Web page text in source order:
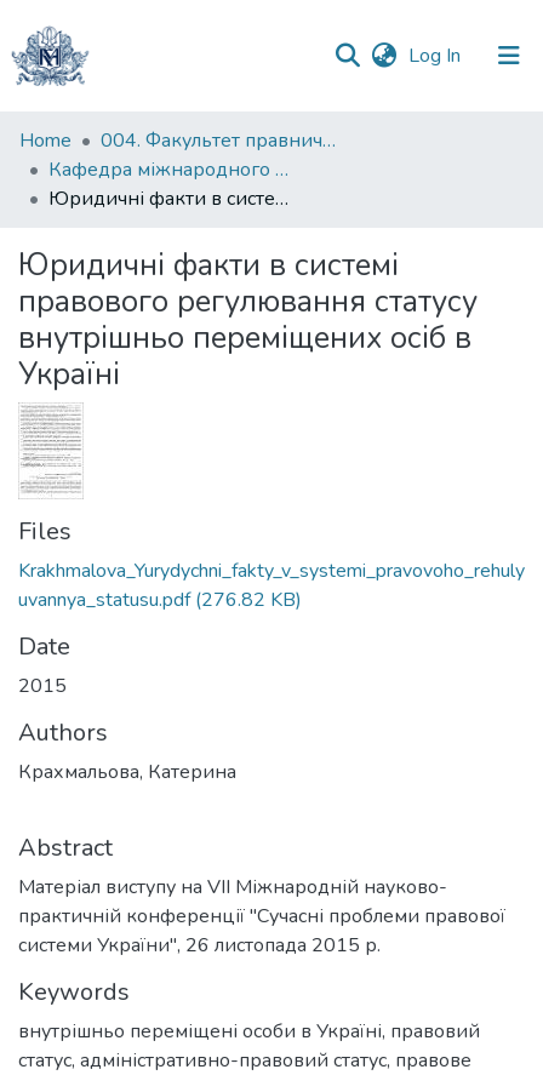
Log In (current)
Communities
&
Collections
Statistics
Home
004. Факультет правничих наук
Кафедра міжнародного та європейського права
Юридичні факти в системі правового регулювання статусу внутрішньо переміщених осіб в Україні
Юридичні факти в системі
правового регулювання статусу
внутрішньо переміщених осіб в
Україні
Files
Krakhmalova_Yurydychni_fakty_v_systemi_pravovoho_rehuly
uvannya_statusu.pdf(276.82 KB)
Date
2015
Authors
Крахмальова, Катерина
Abstract
Матеріал виступу на VII Міжнародній науково-
практичній конференції "Сучасні проблеми правової
системи України", 26 листопада 2015 р.
Keywords
внутрішньо переміщені особи в Україні, правовий
статус, адміністративно-правовий статус, правове